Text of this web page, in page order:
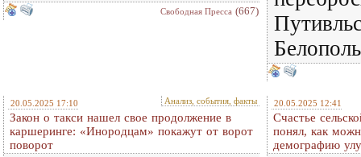
Свободная Пресса (667)
20.05.2025 17:10 Анализ, события, факты
Закон о такси нашел свое продолжение в
каршеринге: «Инородцам» покажут от ворот
поворот
20.05.2025 12:41
Счастье
понял, как
демографию